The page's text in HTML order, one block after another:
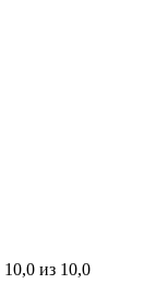
10,0 из 10,0